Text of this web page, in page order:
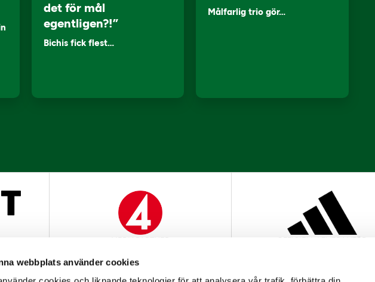
webbplats använder cookies
det för mål
egentligen?!”
Bichis fick flest…
Målfarlig trio gör…